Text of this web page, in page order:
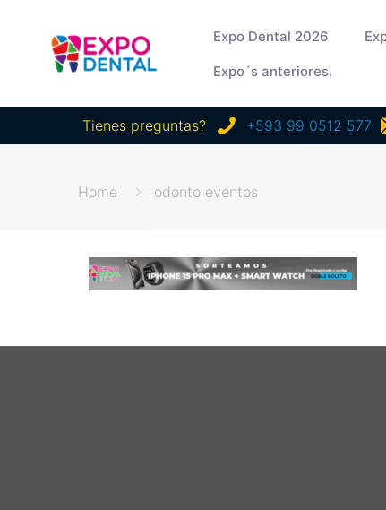
Expo Dental 2026
Expo´s anteriores.
Tienes preguntas? +593 99 0512 577
Home odonto eventos